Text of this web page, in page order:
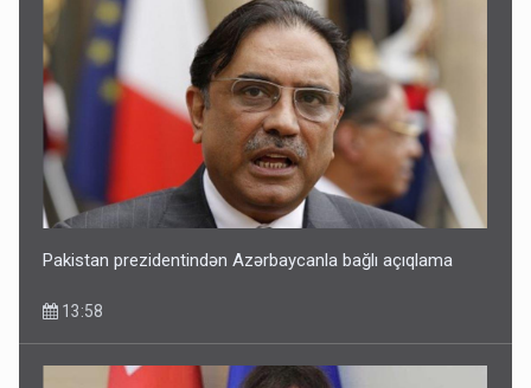
Pakistan prezidentindən Azərbaycanla bağlı açıqlama
13:58